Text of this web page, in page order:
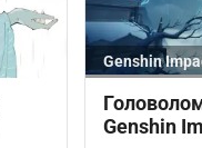
Genshin
Genshin